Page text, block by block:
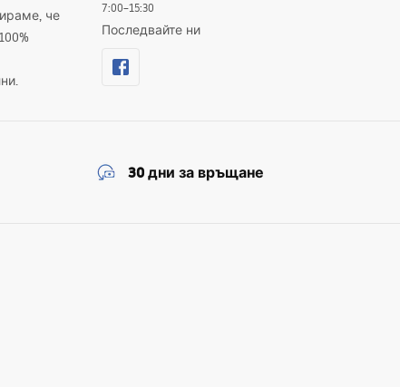
че
7:00–15:30
Последвайте ни
30 дни за връщане